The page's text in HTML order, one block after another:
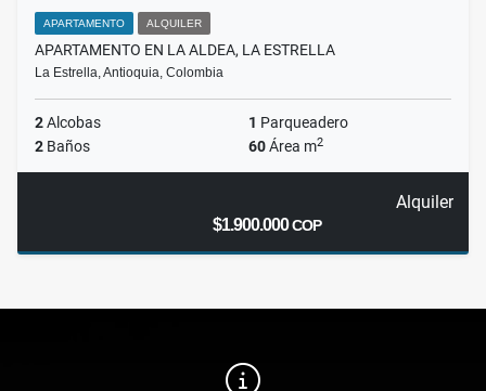
APARTAMENTO ALQUILER
APARTAMENTO EN LA ALDEA, LA ESTRELLA
La Estrella, Antioquia, Colombia
2Alcobas 1 Parqueadero
2 Baños 60Área m2
Alquiler
$1.900.000COP